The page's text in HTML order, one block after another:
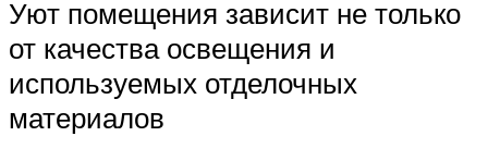
Уют помещения зависит не только
от качества освещения и
используемых отделочных
материалов